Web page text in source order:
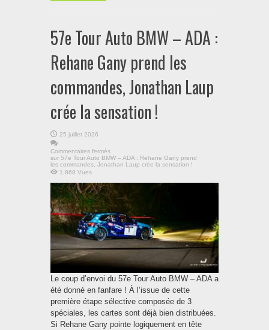
57e Tour Auto BMW – ADA :
Rehane Gany prend les
commandes, Jonathan Laup
crée la sensation !
25 juillet 2026
Commentaires fermés
sur 57e Tour Auto BMW – ADA : Rehane Gany prend
les commandes, Jonathan Laup crée la sensation !
1,868 Vues
Le coup d’envoi du 57e Tour Auto BMW – ADA a
été donné en fanfare ! À l’issue de cette
première étape sélective composée de 3
spéciales, les cartes sont déjà bien distribuées.
Si Rehane Gany pointe logiquement en tête